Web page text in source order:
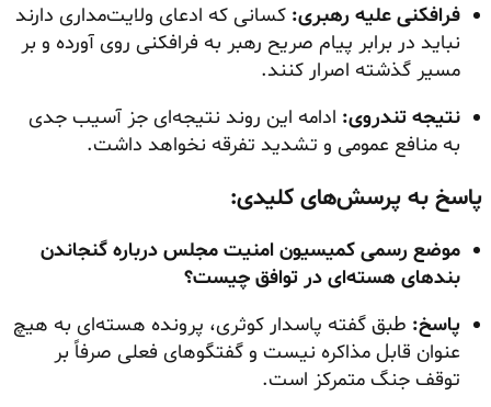
فرافکنی علیه رهبری: کسانی که ادعای ولایت‌مداری دارند
نباید در برابر پیام صریح رهبر به فرافکنی روی آورده و بر
مسیر گذشته اصرار کنند.
نتیجه تندروی: ادامه این روند نتیجه‌ای جز آسیب جدی
به منافع عمومی و تشدید تفرقه نخواهد داشت.
پاسخ به پرسش‌های کلیدی:
موضع رسمی کمیسیون امنیت مجلس درباره گنجاندن
بندهای هسته‌ای در توافق چیست؟
پاسخ: طبق گفته پاسدار کوثری، پرونده هسته‌ای به هیچ
عنوان قابل مذاکره نیست و گفتگوهای فعلی صرفاً بر
توقف جنگ متمرکز است.